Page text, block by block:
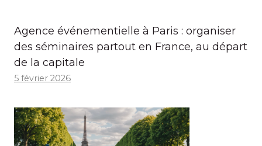
Agence événementielle à Paris : organiser
des séminaires partout en France, au départ
de la capitale
5 février 2026